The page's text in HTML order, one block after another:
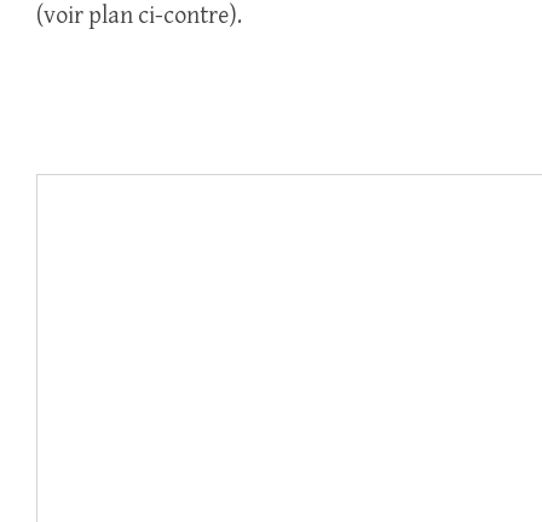
(voir plan ci-contre).